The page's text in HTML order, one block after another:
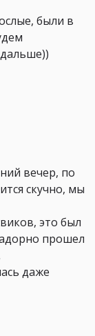
были в
вечер, по
скучно, мы
это был
прошел
даже